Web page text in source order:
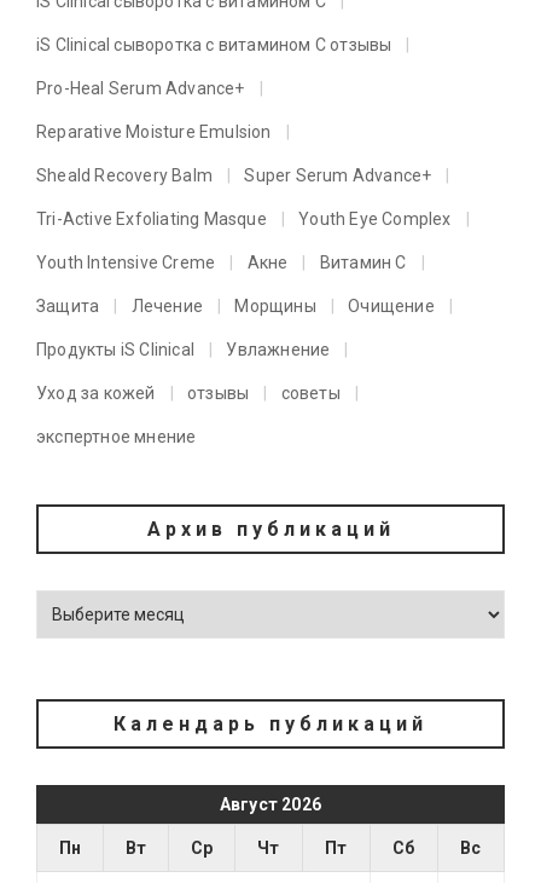
iS Clinical сыворотка с витамином C отзывы
Pro-Heal Serum Advance+
Reparative Moisture Emulsion
Sheald Recovery Balm Super Serum Advance+
Tri-Active Exfoliating Masque Youth Eye Complex
Youth Intensive Creme Акне Витамин C
Защита Лечение Морщины Очищение
Продукты iS Clinical Увлажнение
Уход за кожей отзывы советы
экспертное мнение
Архив публикаций
Календарь публикаций
Август 2026
Пн Вт Ср Чт Пт Сб Вс